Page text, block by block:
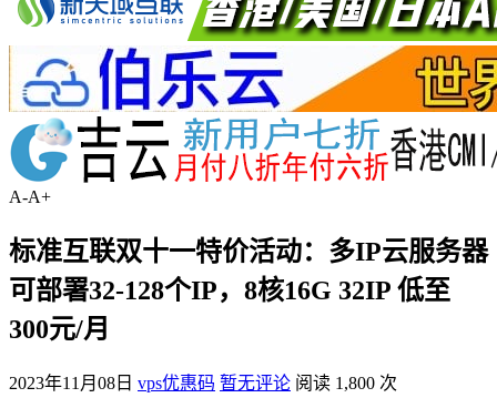
A-A+
标准互联双十一特价活动：多IP云服务器
可部署32-128个IP，8核16G 32IP 低至
300元/月
2023年11月08日 vps优惠码 暂无评论 阅读 1,800 次